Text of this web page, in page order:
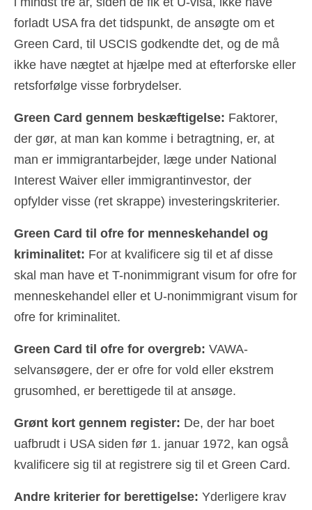
forladt USA fra det tidspunkt, de ansøgte om et
Green Card, til USCIS godkendte det, og de må
ikke have nægtet at hjælpe med at efterforske eller
retsforfølge visse forbrydelser.
Green Card gennem beskæftigelse: Faktorer,
der gør, at man kan komme i betragtning, er, at
man er immigrantarbejder, læge under National
Interest Waiver eller immigrantinvestor, der
opfylder visse (ret skrappe) investeringskriterier.
Green Card til ofre for menneskehandel og
kriminalitet: For at kvalificere sig til et af disse
skal man have et T-nonimmigrant visum for ofre for
menneskehandel eller et U-nonimmigrant visum for
ofre for kriminalitet.
Green Card til ofre for overgreb: VAWA-
selvansøgere, der er ofre for vold eller ekstrem
grusomhed, er berettigede til at ansøge.
Grønt kort gennem register: De, der har boet
uafbrudt i USA siden før 1. januar 1972, kan også
kvalificere sig til at registrere sig til et Green Card.
Andre kriterier for berettigelse: Yderligere krav